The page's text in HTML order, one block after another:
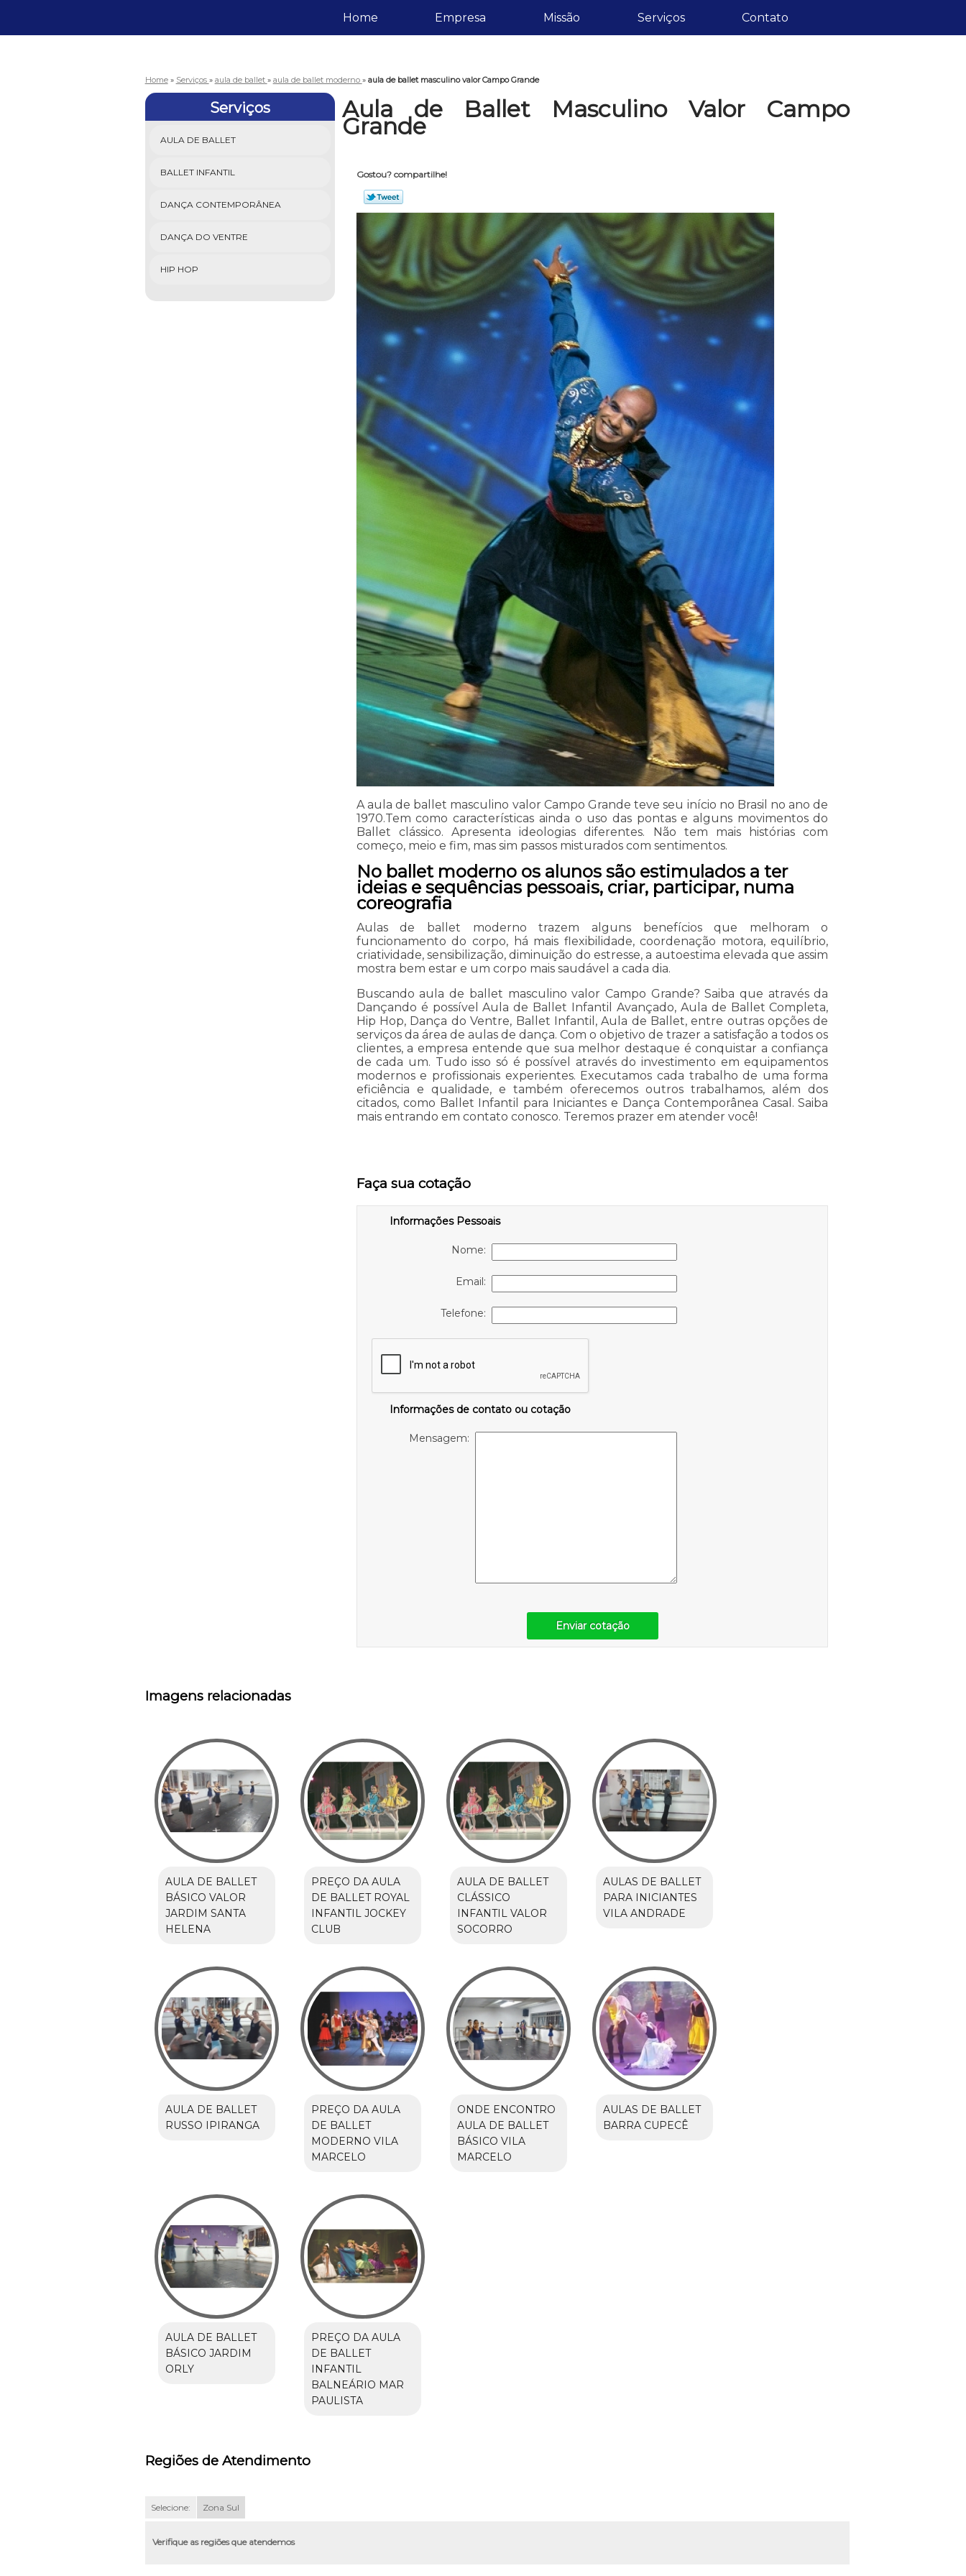
Home Empresa Missão Serviços Contato
Home » Serviços » aula de ballet » aula de ballet moderno » aula de ballet masculino valor Campo Grande
Serviços
AULA DE BALLET
BALLET INFANTIL
DANÇA CONTEMPORÂNEA
DANÇA DO VENTRE
HIP HOP
Aula de Ballet Masculino Valor Campo
Grande
Gostou? compartilhe!
A aula de ballet masculino valor Campo Grande teve seu início no Brasil no ano de
1970.Tem como características ainda o uso das pontas e alguns movimentos do
Ballet clássico. Apresenta ideologias diferentes. Não tem mais histórias com
começo, meio e fim, mas sim passos misturados com sentimentos.
No ballet moderno os alunos são estimulados a ter
ideias e sequências pessoais, criar, participar, numa
coreografia
Aulas de ballet moderno trazem alguns benefícios que melhoram o
funcionamento do corpo, há mais flexibilidade, coordenação motora, equilíbrio,
criatividade, sensibilização, diminuição do estresse, a autoestima elevada que assim
mostra bem estar e um corpo mais saudável a cada dia.
Buscando aula de ballet masculino valor Campo Grande? Saiba que através da
Dançando é possível Aula de Ballet Infantil Avançado, Aula de Ballet Completa,
Hip Hop, Dança do Ventre, Ballet Infantil, Aula de Ballet, entre outras opções de
serviços da área de aulas de dança. Com o objetivo de trazer a satisfação a todos os
clientes, a empresa entende que sua melhor destaque é conquistar a confiança
de cada um. Tudo isso só é possível através do investimento em equipamentos
modernos e profissionais experientes. Executamos cada trabalho de uma forma
eficiência e qualidade, e também oferecemos outros trabalhamos, além dos
citados, como Ballet Infantil para Iniciantes e Dança Contemporânea Casal. Saiba
mais entrando em contato conosco. Teremos prazer em atender você!
Faça sua cotação
Informações Pessoais
Nome:
Email:
Telefone:
Informações de contato ou cotação
Mensagem:
Enviar cotação
Imagens relacionadas
AULA DE BALLET
BÁSICO VALOR
JARDIM SANTA
HELENA
PREÇO DA AULA
DE BALLET ROYAL
INFANTIL JOCKEY
CLUB
AULA DE BALLET
CLÁSSICO
INFANTIL VALOR
SOCORRO
AULAS DE BALLET
PARA INICIANTES
VILA ANDRADE
AULA DE BALLET
RUSSO IPIRANGA
PREÇO DA AULA
DE BALLET
MODERNO VILA
MARCELO
ONDE ENCONTRO
AULA DE BALLET
BÁSICO VILA
MARCELO
AULAS DE BALLET
BARRA CUPECÊ
AULA DE BALLET
BÁSICO JARDIM
ORLY
PREÇO DA AULA
DE BALLET
INFANTIL
BALNEÁRIO MAR
PAULISTA
Regiões de Atendimento
Selecione: Zona Sul
Verifique as regiões que atendemos